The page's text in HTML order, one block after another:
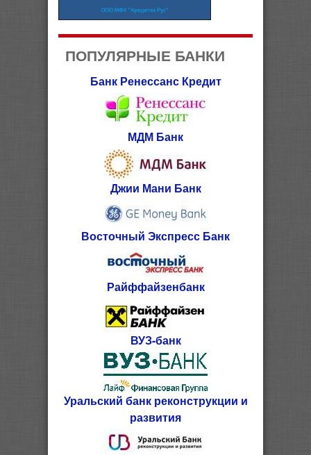
ПОПУЛЯРНЫЕ БАНКИ
Банк Ренессанс Кредит
МДМ Банк
Джии Мани Банк
Восточный Экспресс Банк
Райффайзенбанк
ВУЗ-банк
Уральский банк реконструкции и
развития